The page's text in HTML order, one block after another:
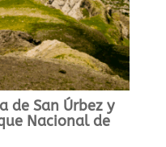
de San Úrbez y
Nacional de